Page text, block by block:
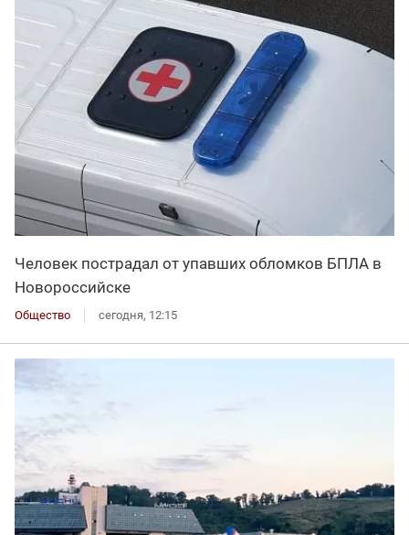
Человек пострадал от упавших обломков БПЛА в
Новороссийске
Общество сегодня, 12:15